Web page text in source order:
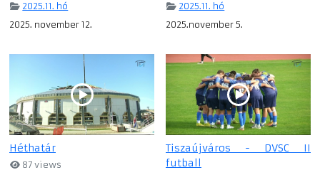
2025.11. hó
2025. november 12.
2025.11. hó
2025.november 5.
Héthatár
87 views
Tiszaújváros - DVSC II
futball